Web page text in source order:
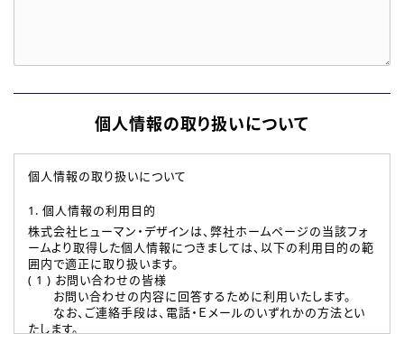
個人情報の取り扱いについて
個人情報の取り扱いについて
1. 個人情報の利用目的
株式会社ヒューマン・デザインは、弊社ホームページの当該フォ
ームより取得した個人情報につきましては、以下の利用目的の範
囲内で適正に取り扱います。
( 1 ) お問い合わせの皆様
お問い合わせの内容に回答するために利用いたします。
なお、ご連絡手段は、電話・Ｅメールのいずれかの方法とい
たします。